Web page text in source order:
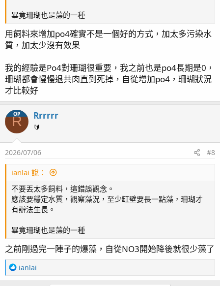
畢竟珊瑚也是藻的一種
用飼料來增加po4確實不是一個好的方式，加太多污染水
質，加太少沒有效果
我的經驗是Po4對珊瑚很重要，我之前也是po4長期是0，
珊瑚都會慢慢退共肉直到死掉，自從增加po4，珊瑚狀況
才比較好
OP
R Rrrrrr
🔰
2026/07/06 #8
ianlai 說：
不要丟太多飼料，這錯誤觀念。
應該要穩定水質，觀察藻況，至少缸壁要長一點藻，珊瑚才
有辦法生長。
畢竟珊瑚也是藻的一種
之前剛過完一陣子的爆藻，自從NO3開始降後就很少藻了
R
e
ianlai